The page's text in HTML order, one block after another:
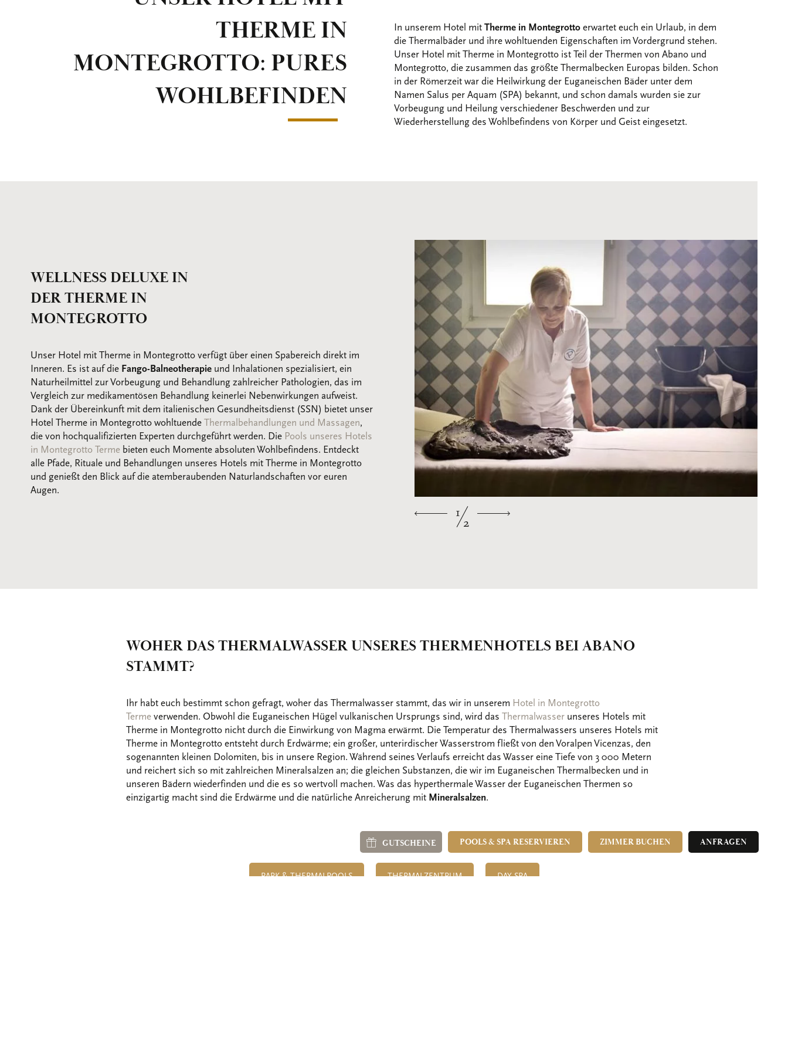
GUTSCHEINE POOLS & SPA RESERVIEREN ZIMMER BUCHEN ANFRAGEN
THERME IN
MONTEGROTTO: PURES
WOHLBEFINDEN
In unserem Hotel mit Therme in Montegrotto erwartet euch ein Urlaub, in dem
die Thermalbäder und ihre wohltuenden Eigenschaften im Vordergrund stehen.
Unser Hotel mit Therme in Montegrotto ist Teil der Thermen von Abano und
Montegrotto, die zusammen das größte Thermalbecken Europas bilden. Schon
in der Römerzeit war die Heilwirkung der Euganeischen Bäder unter dem
Namen Salus per Aquam (SPA) bekannt, und schon damals wurden sie zur
Vorbeugung und Heilung verschiedener Beschwerden und zur
Wiederherstellung des Wohlbefindens von Körper und Geist eingesetzt.
WELLNESS DELUXE IN
DER THERME IN
MONTEGROTTO
Unser Hotel mit Therme in Montegrotto verfügt über einen Spabereich direkt im
Inneren. Es ist auf die Fango-Balneotherapie und Inhalationen spezialisiert, ein
Naturheilmittel zur Vorbeugung und Behandlung zahlreicher Pathologien, das im
Vergleich zur medikamentösen Behandlung keinerlei Nebenwirkungen aufweist.
Dank der Übereinkunft mit dem italienischen Gesundheitsdienst (SSN) bietet unser
Hotel Therme in Montegrotto wohltuende
Thermalbehandlungen und Massagen,
die von hochqualifizierten Experten durchgeführt werden. Die Pools unseres Hotels
in Montegrotto Terme bieten euch Momente absoluten Wohlbefindens. Entdeckt
alle Pfade, Rituale und Behandlungen unseres Hotels mit Therme in Montegrotto
und genießt den Blick auf die atemberaubenden Naturlandschaften vor euren
Augen.
1
2
WOHER DAS THERMALWASSER UNSERES THERMENHOTELS BEI ABANO
STAMMT?
Ihr habt euch bestimmt schon gefragt, woher das Thermalwasser stammt, das wir in unserem Hotel in Montegrotto
Terme verwenden. Obwohl die Euganeischen Hügel vulkanischen Ursprungs sind, wird das Thermalwasser unseres Hotels mit
Therme in Montegrotto nicht durch die Einwirkung von Magma erwärmt. Die Temperatur des Thermalwassers unseres Hotels mit
Therme in Montegrotto entsteht durch Erdwärme; ein großer, unterirdischer Wasserstrom fließt von den Voralpen Vicenzas, den
sogenannten kleinen Dolomiten, bis in unsere Region. Während seines Verlaufs erreicht das Wasser eine Tiefe von 3 000 Metern
und reichert sich so mit zahlreichen Mineralsalzen an; die gleichen Substanzen, die wir im Euganeischen Thermalbecken und in
unseren Bädern wiederfinden und die es so wertvoll machen. Was das hyperthermale Wasser der Euganeischen Thermen so
einzigartig macht sind die Erdwärme und die natürliche Anreicherung mit Mineralsalzen.
PARK & THERMALPOOLS THERMALZENTRUM DAY SPA